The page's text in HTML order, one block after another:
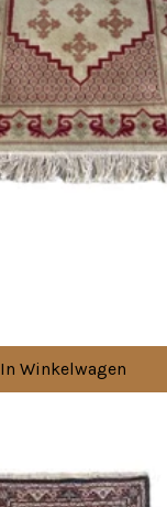
In Winkelwagen